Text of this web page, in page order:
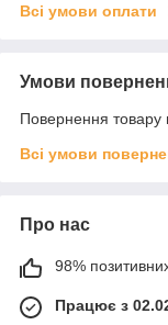
Всі умови оплати
Умови
Повернення товару
Всі умови
Про нас
98%
Працює з